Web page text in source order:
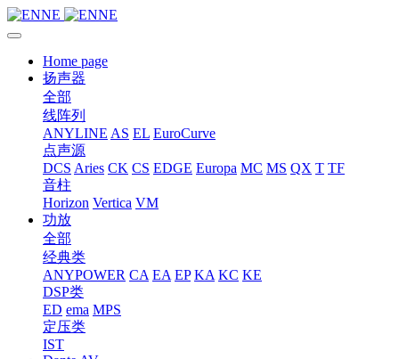
Home page
扬声器
全部
线阵列
ANYLINE AS EL EuroCurve
点声源
DCS Aries CK CS EDGE Europa MC MS QX T TF
音柱
Horizon Vertica VM
功放
全部
经典类
ANYPOWER CA EA EP KA KC KE
DSP类
ED ema MPS
定压类
IST